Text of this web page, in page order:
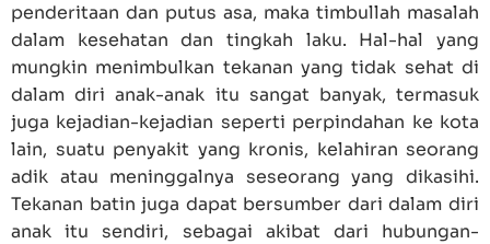
penderitaan dan putus asa, maka timbullah masalah
dalam kesehatan dan tingkah laku. Hal-hal yang
mungkin menimbulkan tekanan yang tidak sehat di
dalam diri anak-anak itu sangat banyak, termasuk
juga kejadian-kejadian seperti perpindahan ke kota
lain, suatu penyakit yang kronis, kelahiran seorang
adik atau meninggalnya seseorang yang dikasihi.
Tekanan batin juga dapat bersumber dari dalam diri
anak itu sendiri, sebagai akibat dari hubungan-